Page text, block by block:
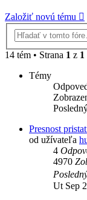
Založiť novú tému
14 tém • Strana 1 z 1
Témy
Presnost
od užívateľa
4
4970
Ut Sep